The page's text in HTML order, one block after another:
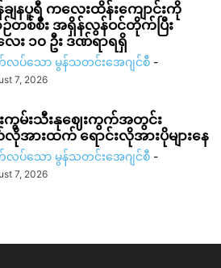
ျနပူရီ ကလေးထိန်းကျောင်းကို
တစ်စီး အရှိန်လွန်ဝင်တိုက်ပြီး
း ၁၀ ဦး ဒဏ်ရာရရှိ
ပ်သော မွန်သတင်းအေဂျင်စီ -
7, 2026
ကွမ်းသီးနုဈေးကွက်အတွင်း
အားထက် ရောင်းလိုအားပိုများနေ
ပ်သော မွန်သတင်းအေဂျင်စီ -
7, 2026